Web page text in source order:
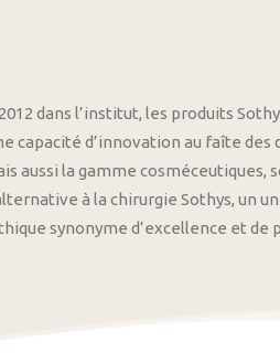
dans l’institut, les produits
capacité d’innovation au faîte
aussi la gamme
à la chirurgie Sothys, un
synonyme d’excellence et de